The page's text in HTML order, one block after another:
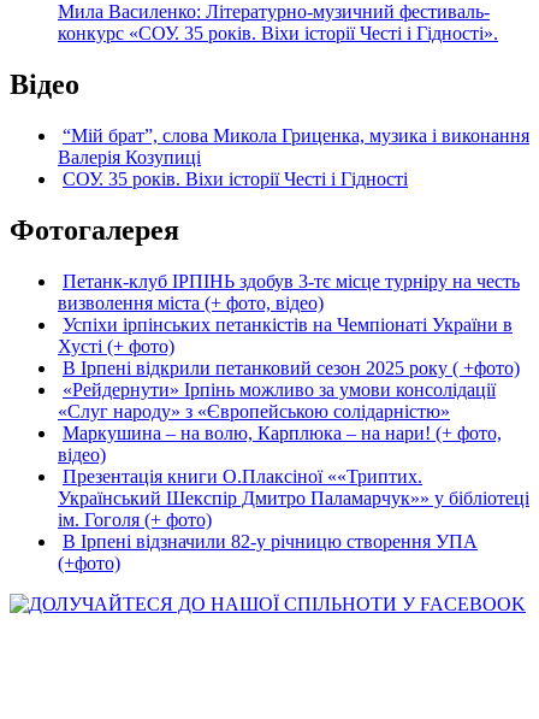
Мила Василенко: Літературно-музичний фестиваль-
конкурс «СОУ. 35 років. Віхи історії Честі і Гідності».
Відео
“Мій брат”, слова Микола Гриценка, музика і виконання
Валерія Козупиці
СОУ. 35 років. Віхи історії Честі і Гідності
Фотогалерея
Петанк-клуб ІРПІНЬ здобув 3-тє місце турніру на честь
визволення міста (+ фото, відео)
Успіхи ірпінських петанкістів на Чемпіонаті України в
Хусті (+ фото)
В Ірпені відкрили петанковий сезон 2025 року ( +фото)
«Рейдернути» Ірпінь можливо за умови консолідації
«Слуг народу» з «Європейською солідарністю»
Маркушина – на волю, Карплюка – на нари! (+ фото,
відео)
Презентація книги О.Плаксіної ««Триптих.
Український Шекспір Дмитро Паламарчук»» у бібліотеці
ім. Гоголя (+ фото)
В Ірпені відзначили 82-у річницю створення УПА
(+фото)